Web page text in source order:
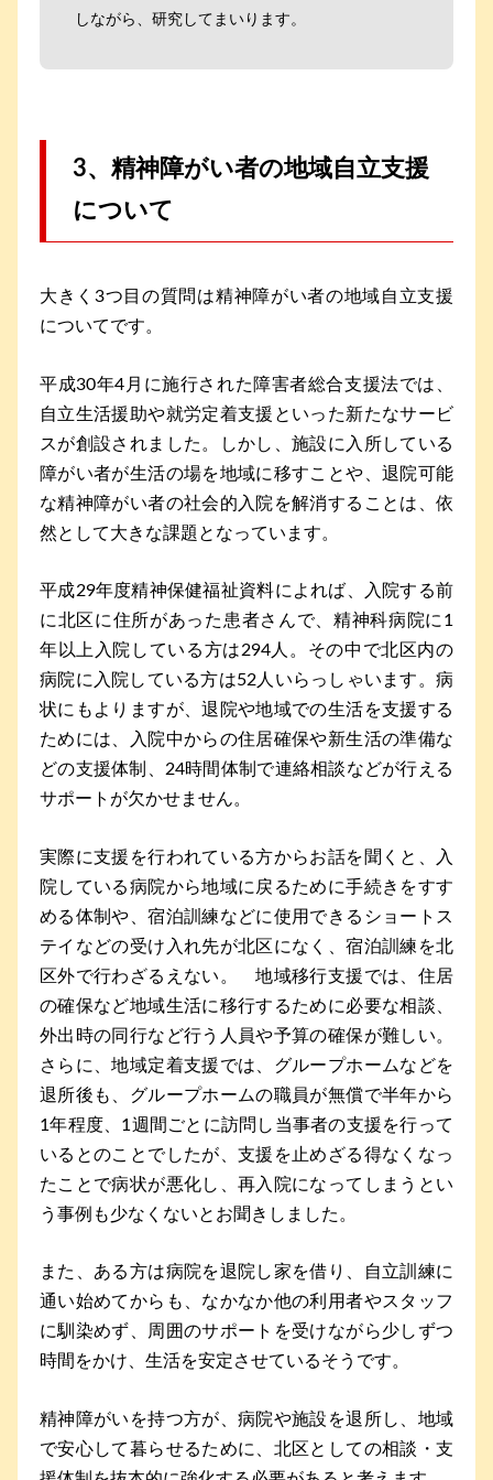
しながら、研究してまいります。
3、精神障がい者の地域自立支援
について
大きく3つ目の質問は精神障がい者の地域自立支援
についてです。
平成30年4月に施行された障害者総合支援法では、
自立生活援助や就労定着支援といった新たなサービ
スが創設されました。しかし、施設に入所している
障がい者が生活の場を地域に移すことや、退院可能
な精神障がい者の社会的入院を解消することは、依
然として大きな課題となっています。
平成29年度精神保健福祉資料によれば、入院する前
に北区に住所があった患者さんで、精神科病院に1
年以上入院している方は294人。その中で北区内の
病院に入院している方は52人いらっしゃいます。病
状にもよりますが、退院や地域での生活を支援する
ためには、入院中からの住居確保や新生活の準備な
どの支援体制、24時間体制で連絡相談などが行える
サポートが欠かせません。
実際に支援を行われている方からお話を聞くと、入
院している病院から地域に戻るために手続きをすす
める体制や、宿泊訓練などに使用できるショートス
テイなどの受け入れ先が北区になく、宿泊訓練を北
区外で行わざるえない。 地域移行支援では、住居
の確保など地域生活に移行するために必要な相談、
外出時の同行など行う人員や予算の確保が難しい。
さらに、地域定着支援では、グループホームなどを
退所後も、グループホームの職員が無償で半年から
1年程度、1週間ごとに訪問し当事者の支援を行って
いるとのことでしたが、支援を止めざる得なくなっ
たことで病状が悪化し、再入院になってしまうとい
う事例も少なくないとお聞きしました。
また、ある方は病院を退院し家を借り、自立訓練に
通い始めてからも、なかなか他の利用者やスタッフ
に馴染めず、周囲のサポートを受けながら少しずつ
時間をかけ、生活を安定させているそうです。
精神障がいを持つ方が、病院や施設を退所し、地域
で安心して暮らせるために、北区としての相談・支